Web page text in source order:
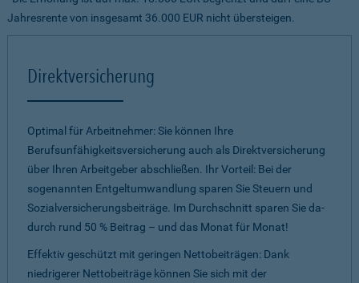
Jahresrente von insgesamt 36.000 EUR nicht übersteigen.
Direktversicherung
Optimal für Arbeitnehmer: Sie können Ihre
Berufsunfähigkeitsversicherung auch als Direktversicherung
über Ihren Arbeitgeber abschließen. Ihr Vorteil: Bei der
sogenannten Entgeltumwandlung sparen Sie Steuern und
Sozialversicherungsbeiträge. Im Durchschnitt sparen Sie da­
durch rund 50 % Beitrag – und das Monat für Monat!
Effektiv geschützt mit geringen Nettobeiträgen: Dank
niedrigerer Nettobeiträge können Sie sich mit der